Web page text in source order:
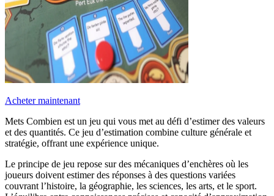
Acheter maintenant
Mets Combien est un jeu qui vous met au défi d’estimer des valeurs
et des quantités. Ce jeu d’estimation combine culture générale et
stratégie, offrant une expérience unique.
Le principe de jeu repose sur des mécaniques d’enchères où les
joueurs doivent estimer des réponses à des questions variées
couvrant l’histoire, la géographie, les sciences, les arts, et le sport.